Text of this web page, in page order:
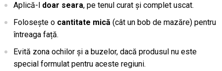
Aplică-l doar seara, pe tenul curat și complet uscat.
Folosește o cantitate mică (cât un bob de mazăre) pentru
întreaga față.
Evită zona ochilor și a buzelor, dacă produsul nu este
special formulat pentru aceste regiuni.